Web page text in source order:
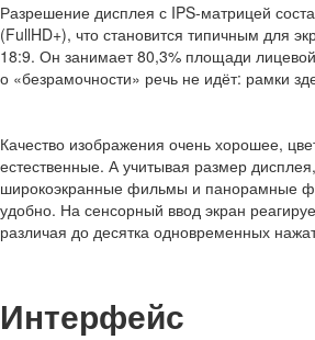
Разрешение дисплея с IPS-матрицей
(FullHD+), что становится типичным для
18:9. Он занимает 80,3% площади
о «безрамочности» речь не идёт: рамки
Качество изображения очень хорошее,
естественные. А учитывая размер
широкоэкранные фильмы и панорамные
удобно. На сенсорный ввод экран
различая до десятка одновременных
Интерфейс